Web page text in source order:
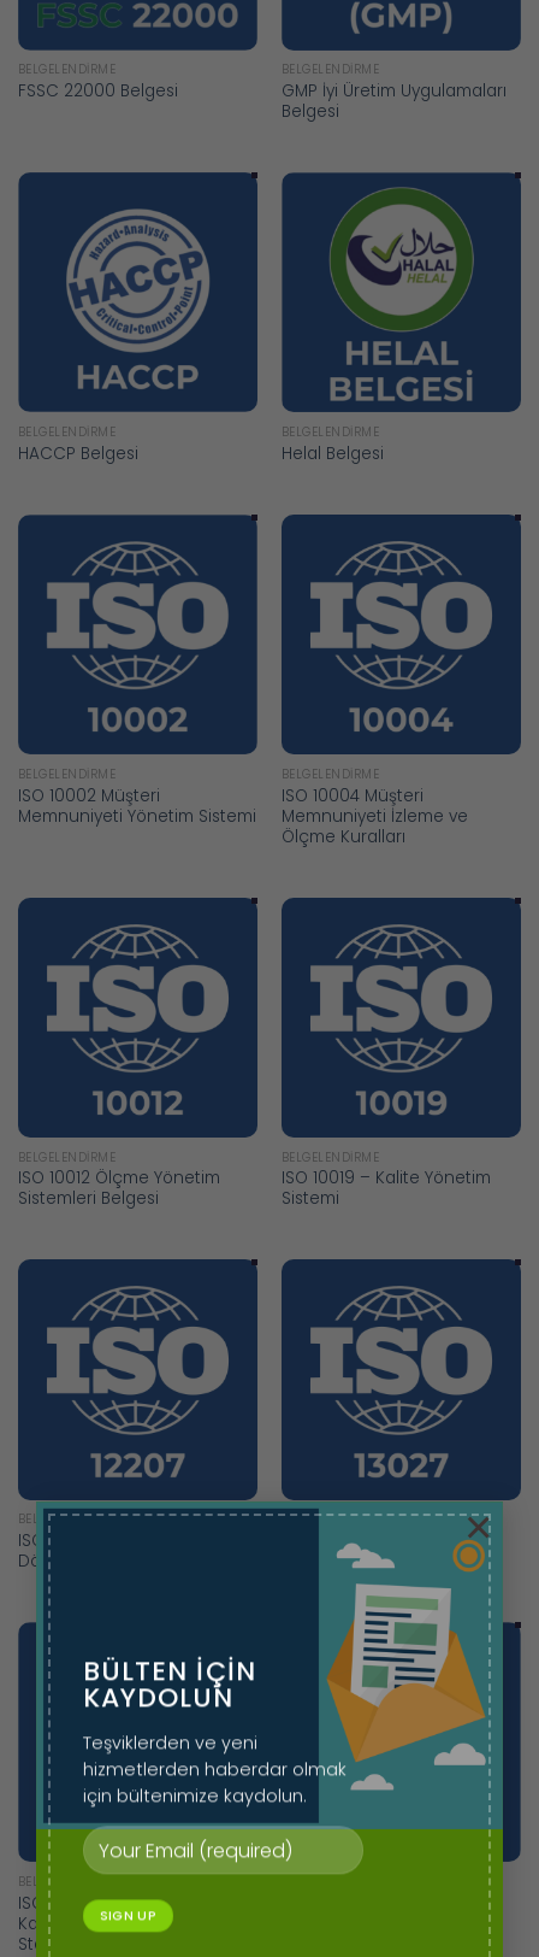
BÜLTEN IÇIN
KAYDOLUN
Teşviklerden ve yeni
hizmetlerden haberdar olmak
için bültenimize kaydolun.
×
BELGELENDIRME
FSSC 22000 Belgesi
BELGELENDIRME
GMP İyi Üretim Uygulamaları
Belgesi
BELGELENDIRME
HACCP Belgesi
BELGELENDIRME
Helal Belgesi
BELGELENDIRME
ISO 10002 Müşteri
Memnuniyeti Yönetim Sistemi
BELGELENDIRME
ISO 10004 Müşteri
Memnuniyeti İzleme ve
Ölçme Kuralları
BELGELENDIRME
ISO 10012 Ölçme Yönetim
Sistemleri Belgesi
BELGELENDIRME
ISO 10019 – Kalite Yönetim
Sistemi
BELGELENDIRME
ISO 12207 Yazılım Yaşam
Döngüsü Süreçleri Belgesi
BELGELENDIRME
ISO 13027 Hijyen ve
Sanitasyon Belgesi
BELGELENDIRME
ISO 13485 Medikal Sektörde
Kalite Yönetim Sistemi
Standardı